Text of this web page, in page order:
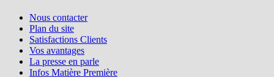
Nous contacter
Plan du site
Satisfactions Clients
Vos avantages
La presse en parle
Infos Matière Première